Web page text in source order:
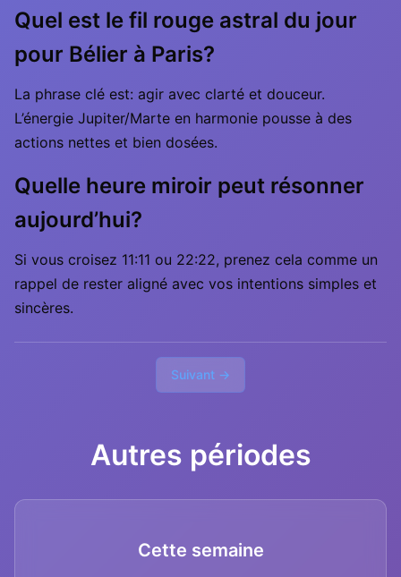
Quel est le fil rouge astral du jour
pour Bélier à Paris?
La phrase clé est: agir avec clarté et douceur.
L’énergie Jupiter/Marte en harmonie pousse à des
actions nettes et bien dosées.
Quelle heure miroir peut résonner
aujourd’hui?
Si vous croisez 11:11 ou 22:22, prenez cela comme un
rappel de rester aligné avec vos intentions simples et
sincères.
Suivant →
Autres périodes
Cette semaine